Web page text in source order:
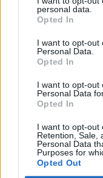
personal data.
Opted In
I want to opt-out
Personal Data.
Opted In
I want to opt-out
Personal Data
Opted In
I want to opt-out
Retention, Sale,
Personal Data
Purposes for
Opted Out
negalėjo turėti
papasakojo tik
tarybinei valdžiai. Ir
Mane spaudė stoti
iš darbo, teko stoti.
Visoms motinoms
ir kantrybės. Mūsų,